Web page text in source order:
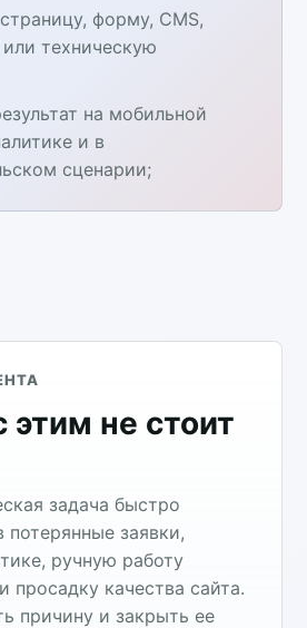
форму, CMS,
техническую
на мобильной
и в
сценарии;
этим не стоит
задача быстро
потерянные заявки,
ручную работу
просадку качества сайта.
причину и закрыть ее